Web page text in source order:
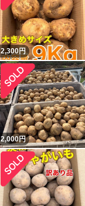
2,300円
2,000円